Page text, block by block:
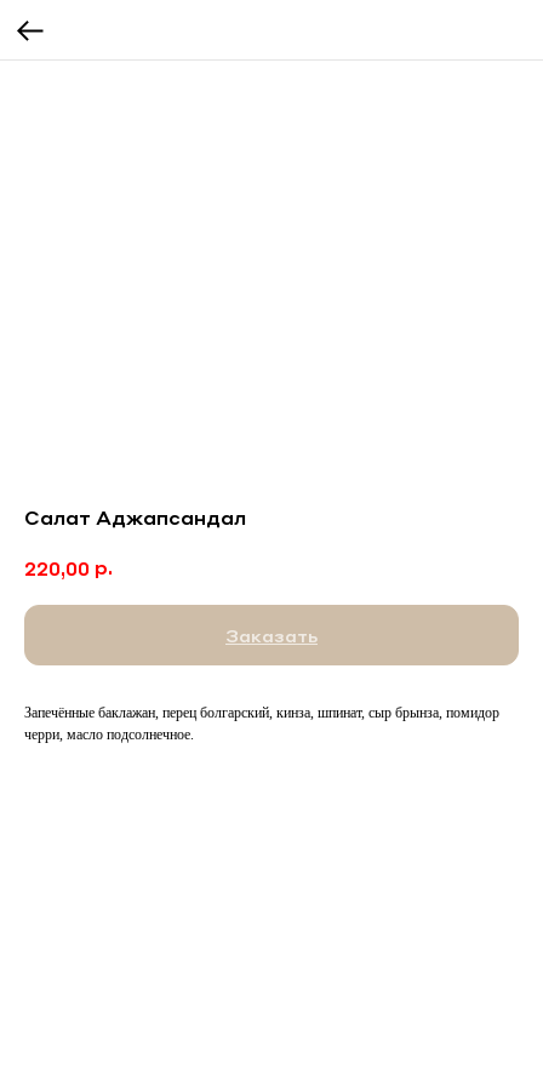
Салат Аджапсандал
220,00 р.
Заказать
Запечённые баклажан, перец болгарский, кинза, шпинат, сыр брынза, помидор
черри, масло подсолнечное.